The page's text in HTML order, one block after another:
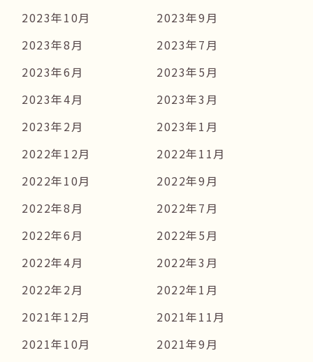
2023年10月
2023年9月
2023年8月
2023年7月
2023年6月
2023年5月
2023年4月
2023年3月
2023年2月
2023年1月
2022年12月
2022年11月
2022年10月
2022年9月
2022年8月
2022年7月
2022年6月
2022年5月
2022年4月
2022年3月
2022年2月
2022年1月
2021年12月
2021年11月
2021年10月
2021年9月